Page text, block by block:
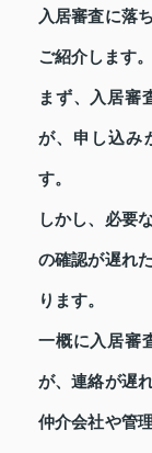
入居審査に落
ご紹介します。
まず、入居審
が、申し込み
す。
しかし、必要
の確認が遅れ
ります。
一概に入居審
が、連絡が遅
仲介会社や管